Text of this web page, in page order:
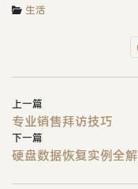
生活
上一篇
专业销售拜访技巧
下一篇
硬盘数据恢复实例全解